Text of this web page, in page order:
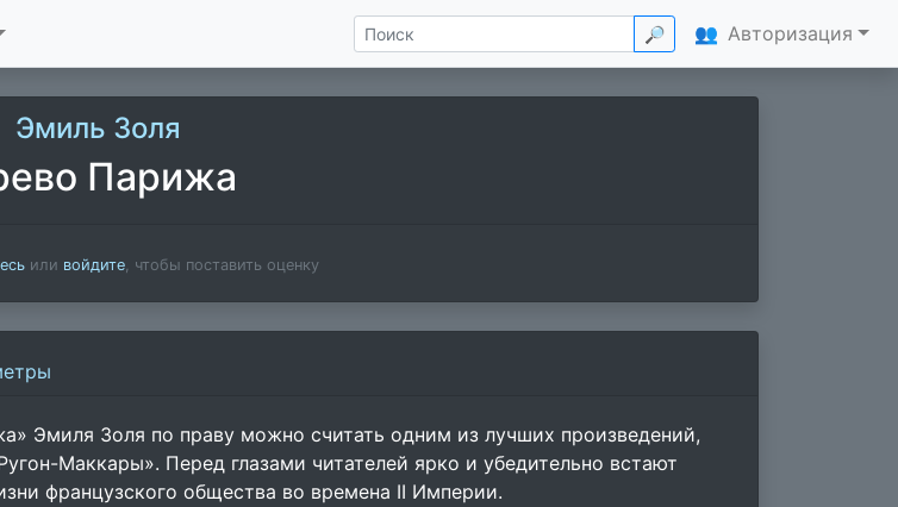
🔎 👥 Авторизация
Эмиль Золя
Парижа
или войдите, чтобы поставить оценку
Эмиля Золя по праву можно считать одним из лучших произведений,
Маккары». Перед глазами читателей ярко и убедительно встают
французского общества во времена II Империи.